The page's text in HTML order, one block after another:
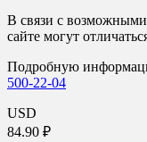
В связи с
сайте могут
Подробную
500-22-04
USD
84.90 ₽